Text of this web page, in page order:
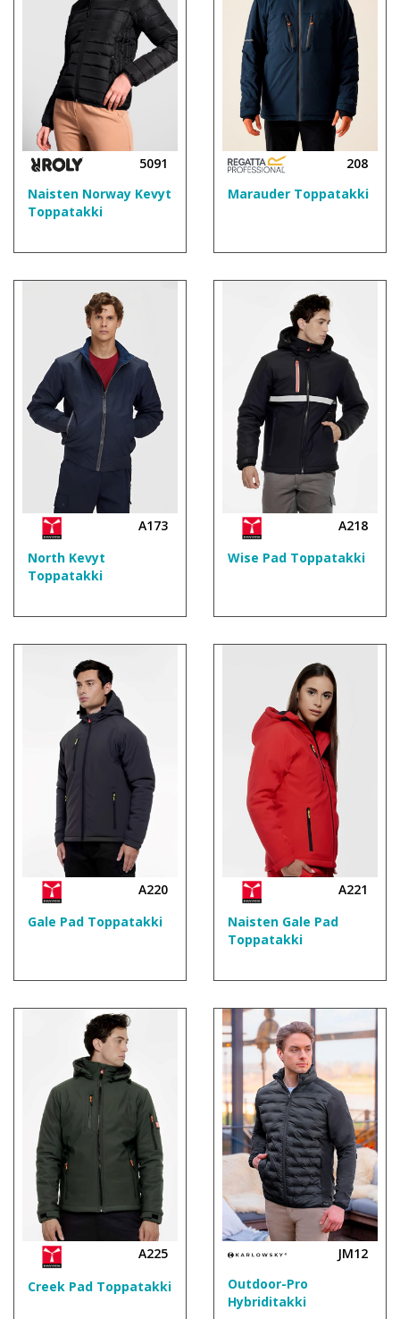
5091
Naisten Norway Kevyt
Toppatakki
208
Marauder Toppatakki
A173
North Kevyt
Toppatakki
A218
Wise Pad Toppatakki
A220
Gale Pad Toppatakki
A221
Naisten Gale Pad
Toppatakki
A225
Creek Pad Toppatakki
JM12
Outdoor-Pro
Hybriditakki